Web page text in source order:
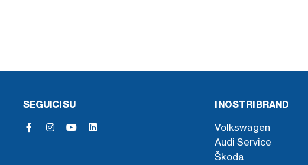
SEGUICI SU I NOSTRI BRAND
Volkswagen
Audi Service
Škoda